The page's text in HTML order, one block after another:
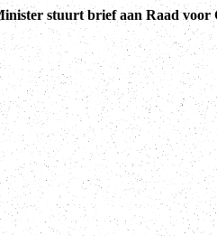
stuurt brief aan Raad voor